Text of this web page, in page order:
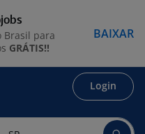
Login
Brasil para
GRÁTIS!!
BAIXAR